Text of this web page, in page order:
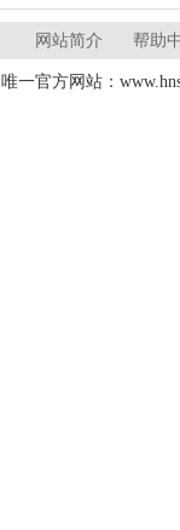
网站简介 帮助
唯一官方网站：